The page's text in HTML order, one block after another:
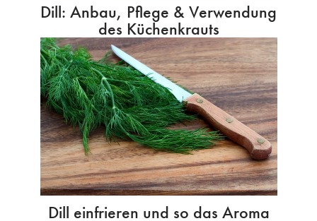
Dill: Anbau, Pflege & Verwendung
des Küchenkrauts
Dill einfrieren und so das Aroma